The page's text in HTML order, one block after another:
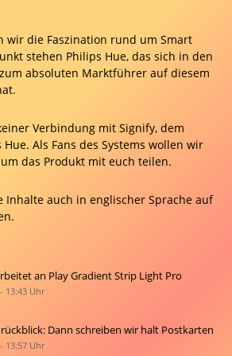
wir die Faszination rund um Smart
stehen Philips Hue, das sich in den
absoluten Marktführer auf diesem
Verbindung mit Signify, dem
Als Fans des Systems wollen wir
das Produkt mit euch teilen.
Inhalte auch in englischer Sprache auf
an Play Gradient Strip Light Pro
13:43 Uhr
Dann schreiben wir halt Postkarten
13:57 Uhr